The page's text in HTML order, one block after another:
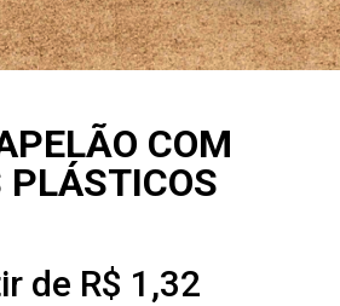
COM
PLÁSTICOS
de R$ 1,32